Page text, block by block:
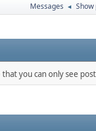
Show
◄
Messages
you can only see